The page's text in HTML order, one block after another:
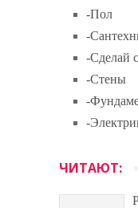
-Пол
-
-Сделай
-Стены
-
-
ЧИТАЮТ: